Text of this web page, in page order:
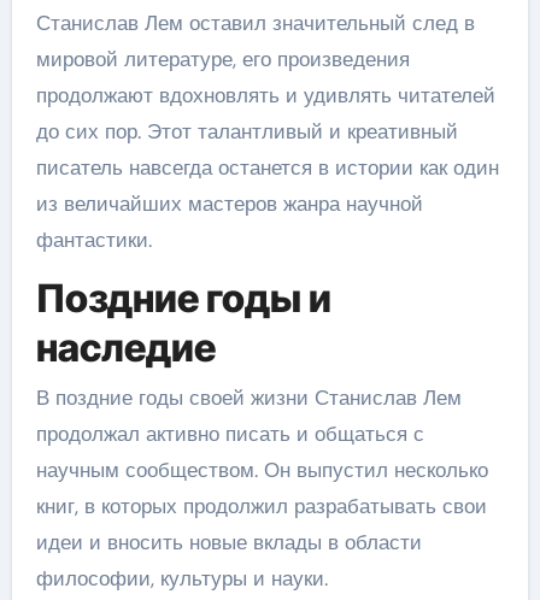
Станислав Лем оставил значительный след в
мировой литературе, его произведения
продолжают вдохновлять и удивлять читателей
до сих пор. Этот талантливый и креативный
писатель навсегда останется в истории как один
из величайших мастеров жанра научной
фантастики.
Поздние годы и
наследие
В поздние годы своей жизни Станислав Лем
продолжал активно писать и общаться с
научным сообществом. Он выпустил несколько
книг, в которых продолжил разрабатывать свои
идеи и вносить новые вклады в области
философии, культуры и науки.